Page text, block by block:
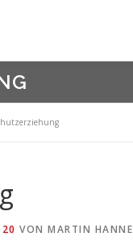
VON MARTIN HANNE